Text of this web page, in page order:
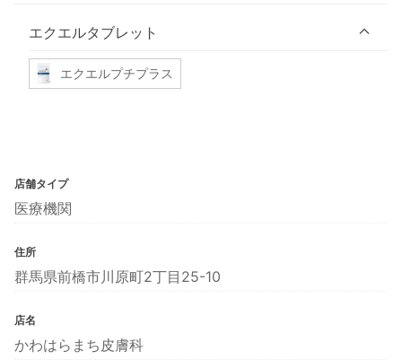
エクエルタブレット
エクエルプチプラス
店舗タイプ
医療機関
住所
群馬県前橋市川原町2丁目25-10
店名
かわはらまち皮膚科